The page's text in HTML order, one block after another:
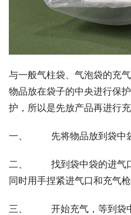
与一般气柱袋、气泡袋的充
物品放在袋子的中央进行保
护，所以是先放产品再进行
一、 先将物品放到袋中袋
二、 找到袋中袋的进气口
同时用手捏紧进气口和充气枪
三、 开始充气，等到袋中